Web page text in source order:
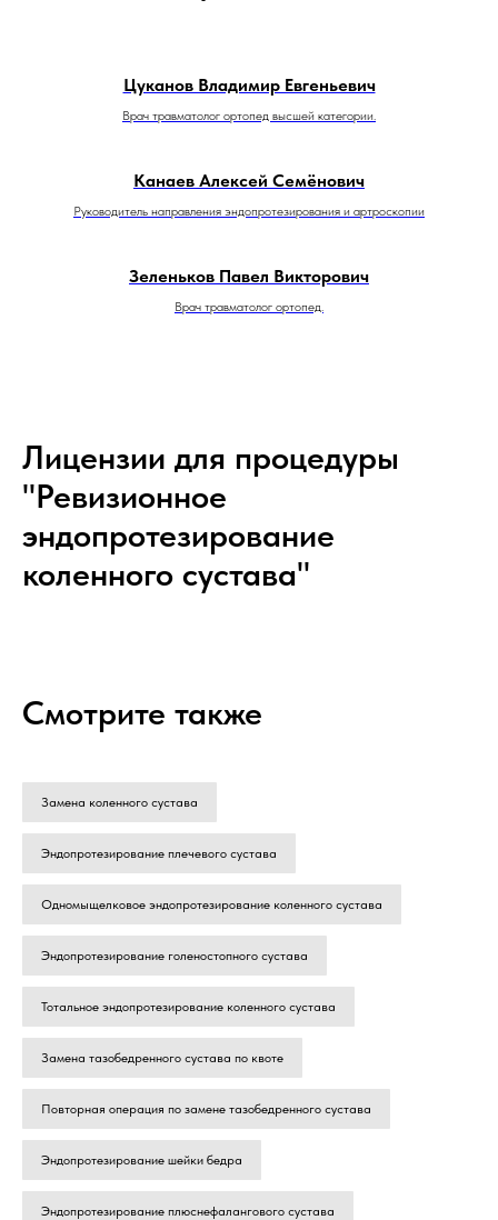
Цуканов Владимир Евгеньевич
Врач травматолог ортопед высшей категории.
Канаев Алексей Семёнович
Руководитель направления эндопротезирования и артроскопии
Зеленьков Павел Викторович
Врач травматолог ортопед.
Лицензии для процедуры
"Ревизионное
эндопротезирование
коленного сустава"
Смотрите также
Замена коленного сустава
Эндопротезирование плечевого сустава
Одномыщелковое эндопротезирование коленного сустава
Эндопротезирование голеностопного сустава
Тотальное эндопротезирование коленного сустава
Замена тазобедренного сустава по квоте
Повторная операция по замене тазобедренного сустава
Эндопротезирование шейки бедра
Эндопротезирование плюснефалангового сустава